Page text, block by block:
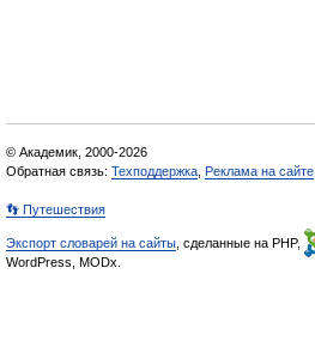
© Академик, 2000-2026
Обратная связь: Техподдержка Реклама на сайте
👣 Путешествия
Экспорт словарей на сайты , сделанные на PHP,
WordPress, MODx.